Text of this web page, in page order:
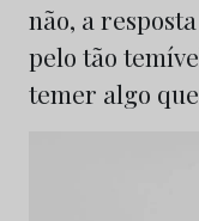
não, a
pelo tão
temer algo